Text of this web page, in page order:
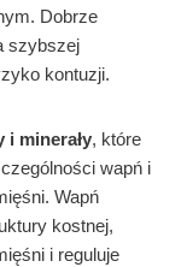
Dobrze
szybszej
kontuzji.
i minerały, które
wapń i
Wapń
kostnej,
i reguluje